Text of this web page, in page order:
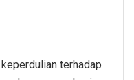
terhadap